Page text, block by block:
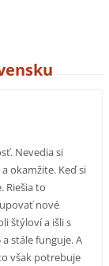
Nevedia si
okamžite. Keď si
Riešia to
nové
štýloví a išli s
stále funguje. A
však potrebuje